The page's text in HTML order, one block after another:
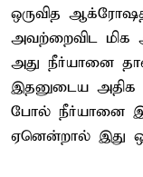
ஒருவித
அவற்றைவிட
அது நீர்யானை
இதனுடைய
போல் நீர்யானை
ஏனென்றால் இது